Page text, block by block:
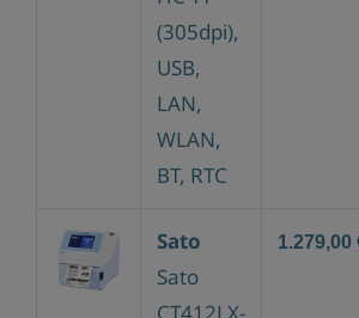
(305dpi),
USB,
LAN,
WLAN,
BT, RTC
Sato
Sato
CT412LX-
1.279,00